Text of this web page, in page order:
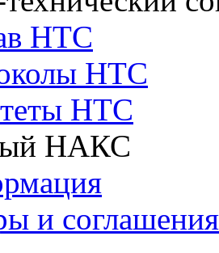
НТС
НТС
НТС
НАКС
и соглашения